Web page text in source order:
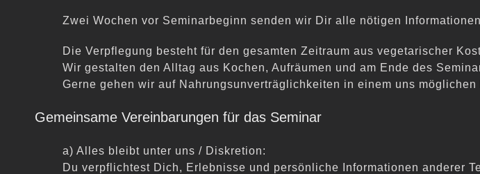
Zwei Wochen vor Seminarbeginn senden wir Dir alle nötigen
Die Verpflegung besteht für den gesamten Zeitraum aus vegetarischer
Wir gestalten den Alltag aus Kochen, Aufräumen und am Ende des
Gerne gehen wir auf Nahrungsunverträglichkeiten in einem uns
Gemeinsame Vereinbarungen für das Seminar
a) Alles bleibt unter uns / Diskretion:
Du verpflichtest Dich, Erlebnisse und persönliche Informationen anderer